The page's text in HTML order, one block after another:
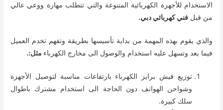
الاستخدام للأجهزة الكهربائية المتنوعة والتي تتطلب مهارة ووعي عالي
من قبلفني كهربائي دبي.
والذي يقوم بهذه المهمة من بداية تأسيسها بطريقة وتفهم تخدم العميل
فيما بعد وتسهل عليه استخدام والوصول الى مخارج الكهرباء مثل:.
توزيع فيش برايز الكهرباء بارتفاعات مناسبة لتوصيل الأجهزة
وشواحن الهواتف دون الحاجة الى استخدام مشترك باطوال
سلك كبيرة.